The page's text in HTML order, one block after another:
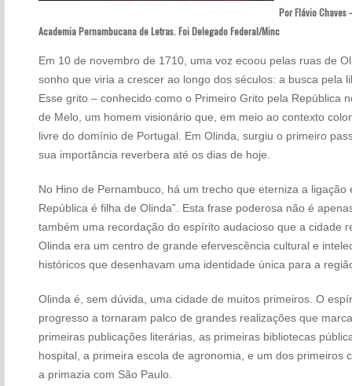
Por Flávio Chaves
Academia Pernambucana de Letras. Foi Delegado Federal/Minc
Em 10 de novembro de 1710, uma voz ecoou pelas ruas de
sonho que viria a crescer ao longo dos séculos: a busca pela
Esse grito – conhecido como o Primeiro Grito pela República
de Melo, um homem visionário que, em meio ao contexto
livre do domínio de Portugal. Em Olinda, surgiu o primeiro
sua importância reverbera até os dias de hoje.
No Hino de Pernambuco, há um trecho que eterniza a ligação
República é filha de Olinda”. Esta frase poderosa não é
também uma recordação do espírito audacioso que a cidade
Olinda era um centro de grande efervescência cultural e
históricos que desenhavam uma identidade única para a
Olinda é, sem dúvida, uma cidade de muitos primeiros. O
progresso a tornaram palco de grandes realizações que
primeiras publicações literárias, as primeiras bibliotecas
hospital, a primeira escola de agronomia, e um dos primeiros
a primazia com São Paulo.